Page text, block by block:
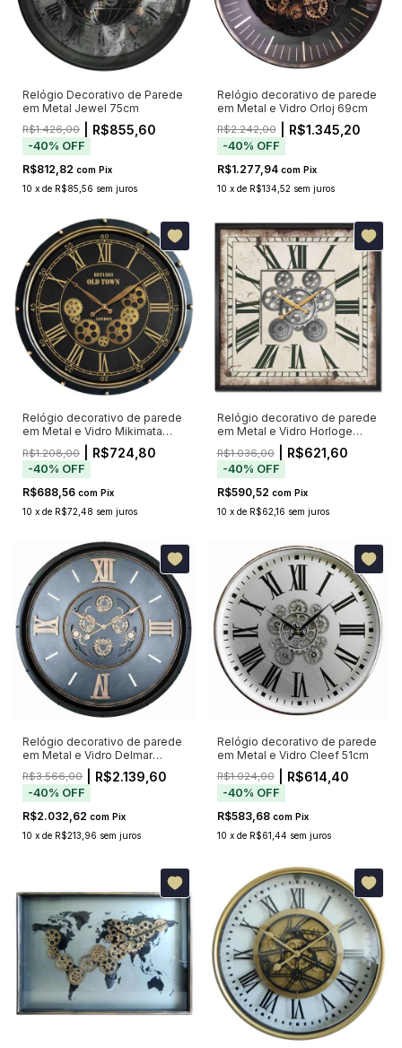
Relógio Decorativo de Parede
em Metal Jewel 75cm
R$1.426,00 | R$855,60
-40% OFF
R$812,82 com Pix
10 x de R$85,56 sem juros
Relógio decorativo de parede
em Metal e Vidro Orloj 69cm
R$2.242,00| R$1.345,20
-40% OFF
R$1.277,94 com Pix
10 x de R$134,52 sem juros
Relógio decorativo de parede
em Metal e Vidro Mikimata
R$1.208,00 | R$724,80
-40% OFF
R$688,56 com Pix
10 x de R$72,48 sem juros
Relógio decorativo de parede
em Metal e Vidro Horloge
R$1.036,00| R$621,60
-40% OFF
R$590,52 com Pix
10 x de R$62,16 sem juros
Relógio decorativo de parede
em Metal e Vidro Delmar
R$3.566,00 | R$2.139,60
-40% OFF
R$2.032,62 com Pix
10 x de R$213,96 sem juros
Relógio decorativo de parede
em Metal e Vidro Cleef 51cm
R$1.024,00| R$614,40
-40% OFF
R$583,68 com Pix
10 x de R$61,44 sem juros